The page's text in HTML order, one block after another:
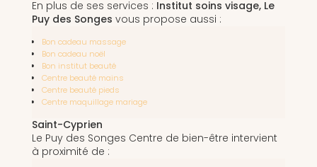
En plus de ses services : Institut soins visage, Le
Puy des Songes vous propose aussi :
Bon cadeau massage
Bon cadeau noël
Bon institut beauté
Centre beauté mains
Centre beauté pieds
Centre maquillage mariage
Saint-Cyprien
Le Puy des Songes Centre de bien-être intervient
à proximité de :